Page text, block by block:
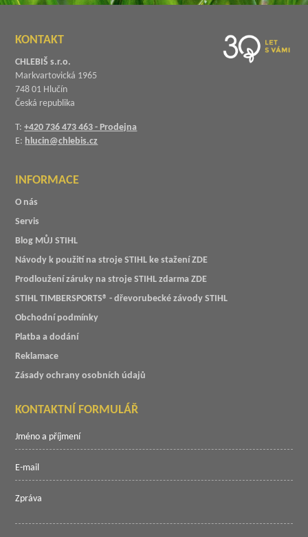
KONTAKT
CHLEBIŠ s.r.o.
Markvartovická 1965
748 01 Hlučín
Česká republika
T:+420 736 473 463 - Prodejna
E: hlucin@chlebis.cz
INFORMACE
O nás
Servis
Blog MŮJ STIHL
Návody k použití na stroje STIHL ke stažení ZDE
Prodloužení záruky na stroje STIHL zdarma ZDE
STIHL TIMBERSPORTS® - dřevorubecké závody STIHL
Obchodní podmínky
Platba a dodání
Reklamace
Zásady ochrany osobních údajů
KONTAKTNÍ FORMULÁŘ